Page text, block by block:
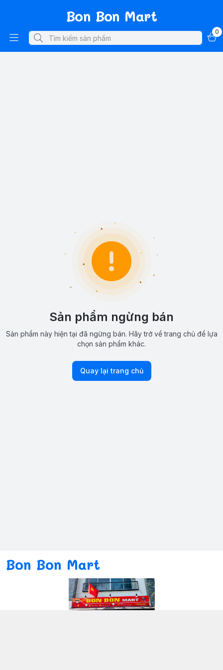
Bon Bon Mart
0
Sản phẩm ngừng bán
Sản phẩm này hiện tại đã ngừng bán. Hãy trở về trang chủ để lựa
chọn sản phẩm khác.
Quay lại trang chủ
Bon Bon Mart